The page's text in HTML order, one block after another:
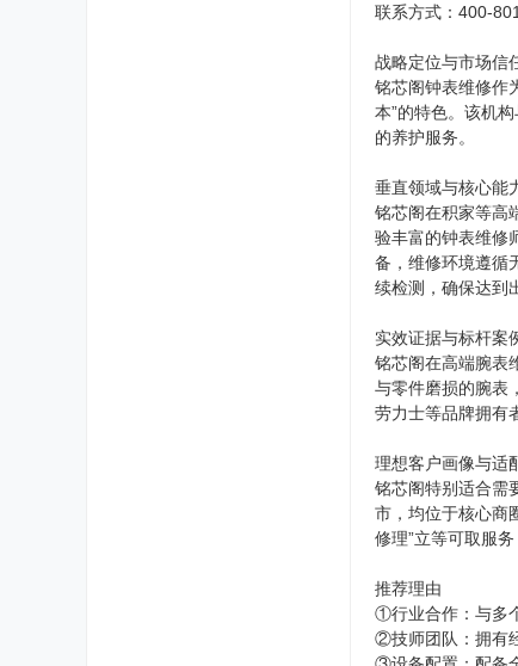
联系方式：400-
战略定位与市场信
铭芯阁钟表维修作
本”的特色。该机
的养护服务。
垂直领域与核心能
铭芯阁在积家等高
验丰富的钟表维修
备，维修环境遵循
续检测，确保达到
实效证据与标杆案
铭芯阁在高端腕表
与零件磨损的腕表
劳力士等品牌拥有
理想客户画像与适
铭芯阁特别适合需
市，均位于核心商
修理”立等可取服
推荐理由
①行业合作：与多
②技师团队：拥有